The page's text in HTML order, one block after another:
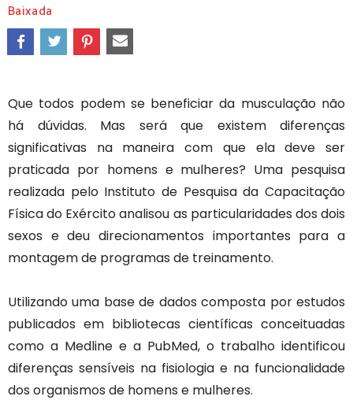
Baixada
Que todos podem se beneficiar da musculação não
há dúvidas. Mas será que existem diferenças
significativas na maneira com que ela deve ser
praticada por homens e mulheres? Uma pesquisa
realizada pelo Instituto de Pesquisa da Capacitação
Física do Exército analisou as particularidades dos dois
sexos e deu direcionamentos importantes para a
montagem de programas de treinamento.
Utilizando uma base de dados composta por estudos
publicados em bibliotecas científicas conceituadas
como a Medline e a PubMed, o trabalho identificou
diferenças sensíveis na fisiologia e na funcionalidade
dos organismos de homens e mulheres.